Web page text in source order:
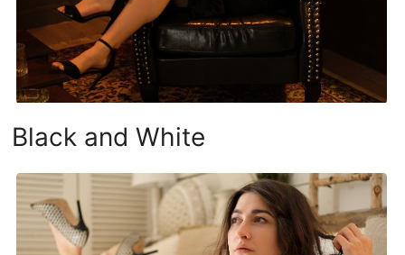
Black and White